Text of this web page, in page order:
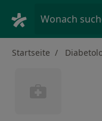
Wonach
Startseite